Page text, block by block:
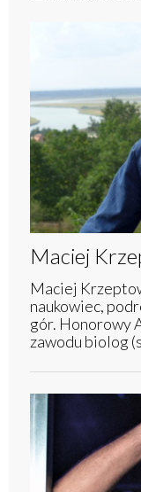
Maciej
Maciej
naukowiec,
gór. Honorowy
zawodu biolog